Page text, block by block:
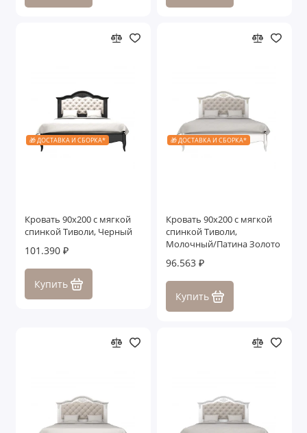
🎁 ДОСТАВКА И СБОРКА*
Кровать 90x200 с мягкой
спинкой Тиволи, Черный
101.390 ₽
Купить
🎁 ДОСТАВКА И СБОРКА*
Кровать 90x200 с мягкой
спинкой Тиволи,
Молочный/Патина Золото
96.563 ₽
Купить